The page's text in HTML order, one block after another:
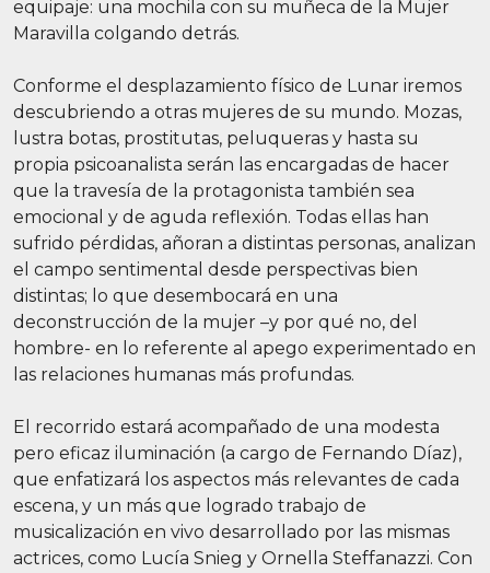
equipaje: una mochila con su muñeca de la Mujer
Maravilla colgando detrás.
Conforme el desplazamiento físico de Lunar iremos
descubriendo a otras mujeres de su mundo. Mozas,
lustra botas, prostitutas, peluqueras y hasta su
propia psicoanalista serán las encargadas de hacer
que la travesía de la protagonista también sea
emocional y de aguda reflexión. Todas ellas han
sufrido pérdidas, añoran a distintas personas, analizan
el campo sentimental desde perspectivas bien
distintas; lo que desembocará en una
deconstrucción de la mujer –y por qué no, del
hombre- en lo referente al apego experimentado en
las relaciones humanas más profundas.
El recorrido estará acompañado de una modesta
pero eficaz iluminación (a cargo de Fernando Díaz),
que enfatizará los aspectos más relevantes de cada
escena, y un más que logrado trabajo de
musicalización en vivo desarrollado por las mismas
actrices, como Lucía Snieg y Ornella Steffanazzi. Con